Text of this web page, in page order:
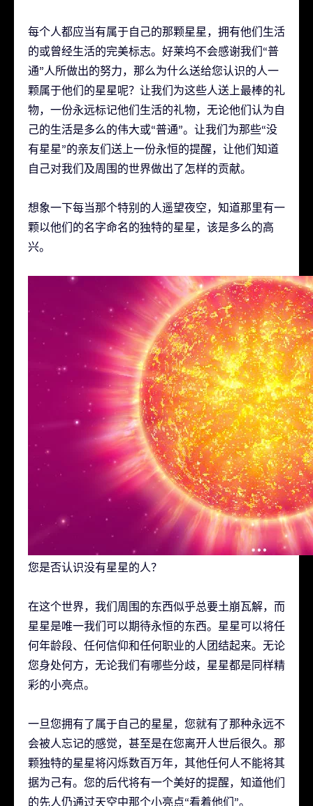
每个人都应当有属于自己的那颗星星，拥有他们生活
的或曾经生活的完美标志。好莱坞不会感谢我们“普
通”人所做出的努力，那么为什么送给您认识的人一
颗属于他们的星星呢？让我们为这些人送上最棒的礼
物，一份永远标记他们生活的礼物，无论他们认为自
己的生活是多么的伟大或“普通”。让我们为那些“没
有星星”的亲友们送上一份永恒的提醒，让他们知道
自己对我们及周围的世界做出了怎样的贡献。
想象一下每当那个特别的人遥望夜空，知道那里有一
颗以他们的名字命名的独特的星星，该是多么的高
兴。
您是否认识没有星星的人？
在这个世界，我们周围的东西似乎总要土崩瓦解，而
星星是唯一我们可以期待永恒的东西。星星可以将任
何年龄段、任何信仰和任何职业的人团结起来。无论
您身处何方，无论我们有哪些分歧，星星都是同样精
彩的小亮点。
一旦您拥有了属于自己的星星，您就有了那种永远不
会被人忘记的感觉，甚至是在您离开人世后很久。那
颗独特的星星将闪烁数百万年，其他任何人不能将其
据为己有。您的后代将有一个美好的提醒，知道他们
的先人仍通过天空中那个小亮点“看着他们”。